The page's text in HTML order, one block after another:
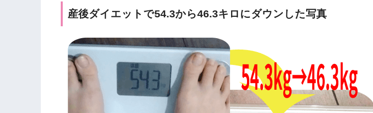
産後ダイエットで54.3から46.3キロにダウンした写真